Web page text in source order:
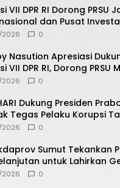
VII DPR RI Dorong PRSU
dan Pusat
0
Nasution Apresiasi
VII DPR RI, Dorong PRSU
Event Nasional
0
Dukung Presiden
Tegas Pelaku Korupsi
Pilih
0
Sumut Tekankan
untuk Lahirkan
Berkarakter
0